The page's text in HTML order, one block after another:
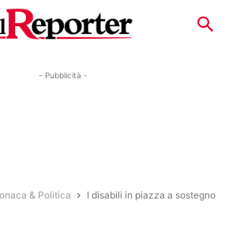
- Pubblicità -
& Politica
I disabili in piazza a sostegno